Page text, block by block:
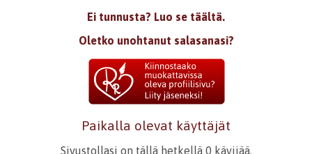
Ei tunnusta? Luo se täältä.
Oletko unohtanut salasanasi?
Paikalla olevat käyttäjät
Sivustollasi on tällä hetkellä 0 kävijää.